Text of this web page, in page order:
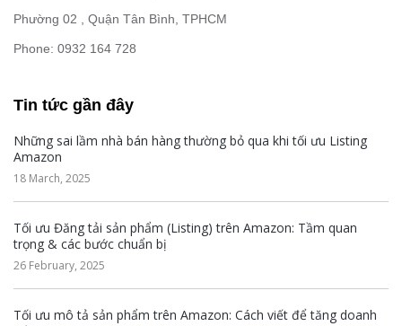
Phường 02 , Quận Tân Bình, TPHCM
Phone: 0932 164 728
Tin tức gần đây
Những sai lầm nhà bán hàng thường bỏ qua khi tối ưu Listing
Amazon
18 March, 2025
Tối ưu Đăng tải sản phẩm (Listing) trên Amazon: Tầm quan
trọng & các bước chuẩn bị
26 February, 2025
Tối ưu mô tả sản phẩm trên Amazon: Cách viết để tăng doanh